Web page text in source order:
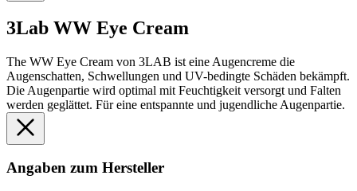
3Lab WW Eye Cream
The WW Eye Cream von 3LAB ist eine Augencreme die
Augenschatten, Schwellungen und UV-bedingte Schäden bekämpft.
Die Augenpartie wird optimal mit Feuchtigkeit versorgt und Falten
werden geglättet. Für eine entspannte und jugendliche Augenpartie.
Angaben zum Hersteller